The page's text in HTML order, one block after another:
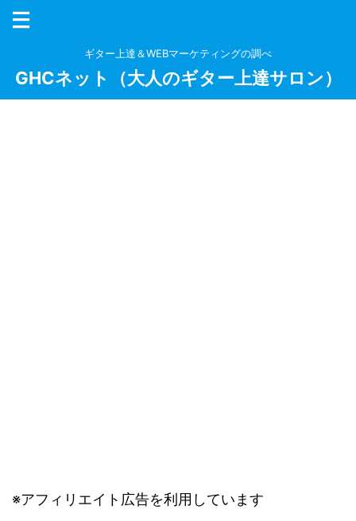
ギター上達＆WEBマーケティングの調べ
GHCネット（大人のギター上達サロン）
※アフィリエイト広告を利用しています